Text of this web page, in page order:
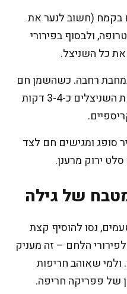
בקמח (חשוב לנער את
ולבסוף בפירורי
כל השניצל.
במחבת רחבה. כשהשמן חם
(אבל לא מעשן!), מטגנים את השניצלים כ-3-4 דקות
סופג ומגישים חם לצד
ירוק מרענן.
של גילה
נסו להוסיף קצת
הלחם – זה מעניק
שאוהב חריפות
של פפריקה חריפה.